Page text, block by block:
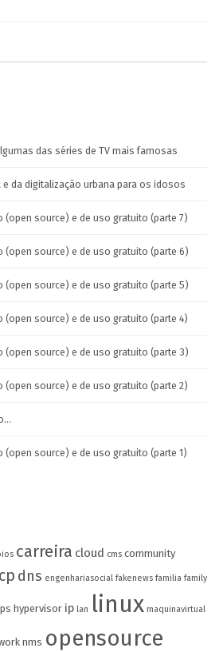
das séries de TV mais famosas
da digitalização urbana para os idosos
(open source) e de uso gratuito (parte 7)
(open source) e de uso gratuito (parte 6)
(open source) e de uso gratuito (parte 5)
(open source) e de uso gratuito (parte 4)
(open source) e de uso gratuito (parte 3)
(open source) e de uso gratuito (parte 2)
(open source) e de uso gratuito (parte 1)
carreira cloud cms community
dns engenhariasocial fakenews familia family
hypervisor ip lan linux maquinavirtual
nms opensource